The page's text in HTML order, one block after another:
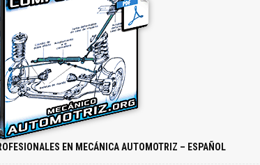
EN MECÁNICA AUTOMOTRIZ – ESPAÑOL